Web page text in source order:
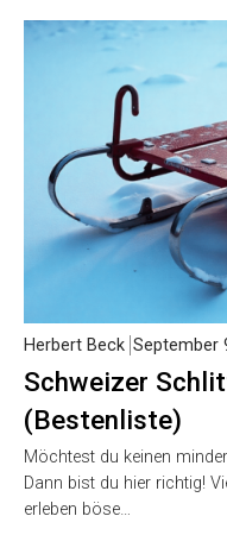
Schweizer
(Bestenliste)
Herbert Beck September
Möchtest du keinen
Dann bist du hier richtig!
erleben böse…